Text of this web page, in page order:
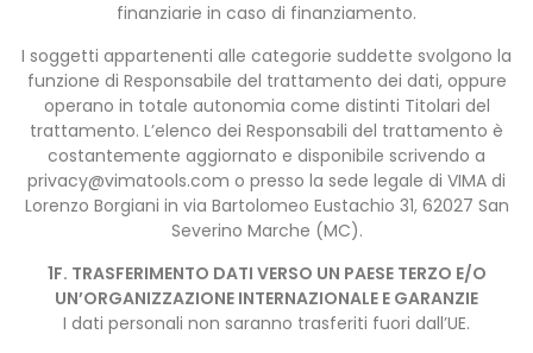
finanziarie in caso di finanziamento.
I soggetti appartenenti alle categorie suddette svolgono la
funzione di Responsabile del trattamento dei dati, oppure
operano in totale autonomia come distinti Titolari del
trattamento. L’elenco dei Responsabili del trattamento è
costantemente aggiornato e disponibile scrivendo a
privacy@vimatools.com o presso la sede legale di VIMA di
Lorenzo Borgiani in via Bartolomeo Eustachio 31, 62027 San
Severino Marche (MC).
1F. TRASFERIMENTO DATI VERSO UN PAESE TERZO E/O
UN’ORGANIZZAZIONE INTERNAZIONALE E GARANZIE
I dati personali non saranno trasferiti fuori dall’UE.